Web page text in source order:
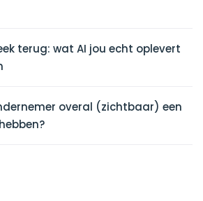
terug: wat AI jou echt oplevert
overal (zichtbaar) een